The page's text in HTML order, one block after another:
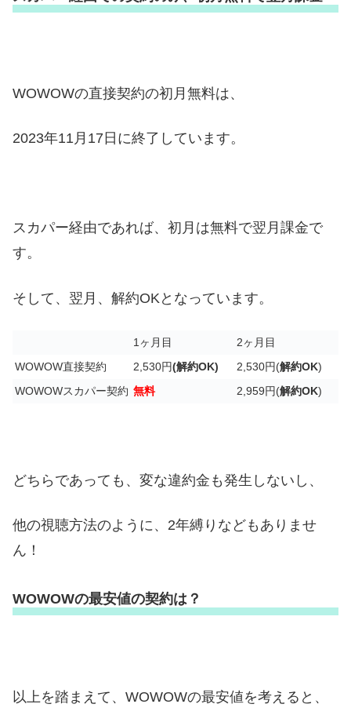
WOWOWの直接契約の初月無料は、
2023年11月17日に終了しています。
スカパー経由であれば、初月は無料で翌月課金で
す。
そして、翌月、解約OKとなっています。
1ヶ月目
2ヶ月目
WOWOW直接契約
2,530円(解約OK) 2,530円(解約OK)
WOWOWスカパー契約 無料 2,959円(解約OK)
どちらであっても、変な違約金も発生しないし、
他の視聴方法のように、2年縛りなどもありませ
ん！
WOWOWの最安値の契約は？
以上を踏まえて、WOWOWの最安値を考えると、